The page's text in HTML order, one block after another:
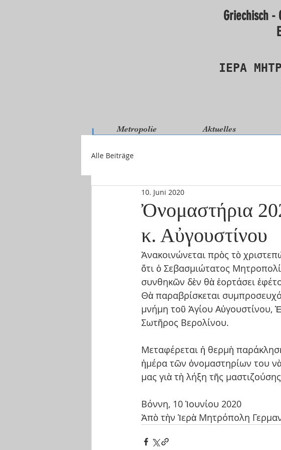
Griechisch -
ΙΕΡΑ
Metropolie Aktuelles
Alle Beiträge
Ὀνομαστήρια
κ. Αὐγουστίνου
10. Juni 2020
Ἀνακοινώνεται πρὸς τὸ
ὅτι ὁ Σεβασμιώτατος
συνθηκῶν δὲν θὰ ἑορτάσει
Θὰ παραβρίσκεται
μνήμη τοῦ Ἁγίου
Σωτῆρος Βερολίνου.
Μεταφέρεται ἡ θερμὴ
ἡμέρα τῶν ὀνομαστηρίων του
μας γιὰ τὴ λήξη τῆς
Βόννη, 10 Ἰουνίου 2020
Ἀπὸ τὴν Ἱερὰ Μητρόπολη